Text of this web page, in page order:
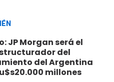
JP Morgan será el
del
del Argentina
millones